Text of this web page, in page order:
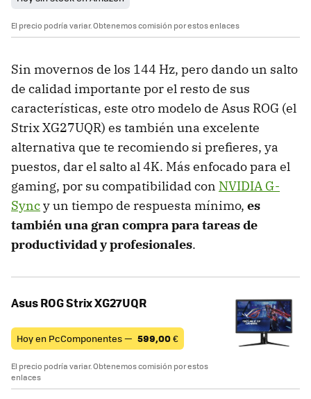
El precio podría variar. Obtenemos comisión por estos enlaces
Sin movernos de los 144 Hz, pero dando un salto
de calidad importante por el resto de sus
características, este otro modelo de Asus ROG (el
Strix XG27UQR) es también una excelente
alternativa que te recomiendo si prefieres, ya
puestos, dar el salto al 4K. Más enfocado para el
gaming, por su compatibilidad con NVIDIA G-
Syncy un tiempo de respuesta mínimo, es
también una gran compra para tareas de
productividad y profesionales.
Asus ROG Strix XG27UQR
Hoy en PcComponentes — 599,00€
El precio podría variar. Obtenemos comisión por estos
enlaces